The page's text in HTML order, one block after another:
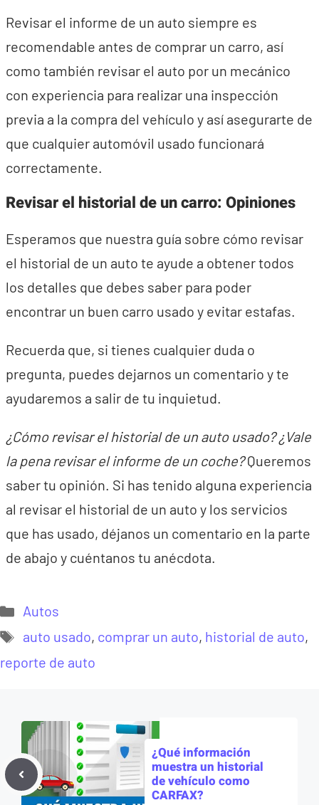
Revisar el informe de un auto siempre es
recomendable antes de comprar un carro, así
como también revisar el auto por un mecánico
con experiencia para realizar una inspección
previa a la compra del vehículo y así asegurarte de
que cualquier automóvil usado funcionará
correctamente.
Revisar el historial de un carro: Opiniones
Esperamos que nuestra guía sobre cómo revisar
el historial de un auto te ayude a obtener todos
los detalles que debes saber para poder
encontrar un buen carro usado y evitar estafas.
Recuerda que, si tienes cualquier duda o
pregunta, puedes dejarnos un comentario y te
ayudaremos a salir de tu inquietud.
¿Cómo revisar el historial de un auto usado? ¿Vale
la pena revisar el informe de un coche?Queremos
saber tu opinión. Si has tenido alguna experiencia
al revisar el historial de un auto y los servicios
que has usado, déjanos un comentario en la parte
de abajo y cuéntanos tu anécdota.
Categorías
Autos
Etiquetas
auto usado, comprar un auto, historial de auto,
reporte de auto
¿Qué información
muestra un historial
de vehículo como
CARFAX?